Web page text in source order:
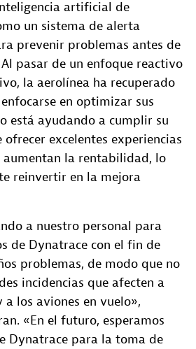
artificial de
un sistema de alerta
prevenir problemas antes de
pasar de un enfoque reactivo
la aerolínea ha recuperado
en optimizar sus
está ayudando a cumplir su
excelentes experiencias
aumentan la rentabilidad, lo
reinvertir en la mejora
a nuestro personal para
de Dynatrace con el fin de
problemas, de modo que no
incidencias que afecten a
a los aviones en vuelo»,
«En el futuro, esperamos
Dynatrace para la toma de